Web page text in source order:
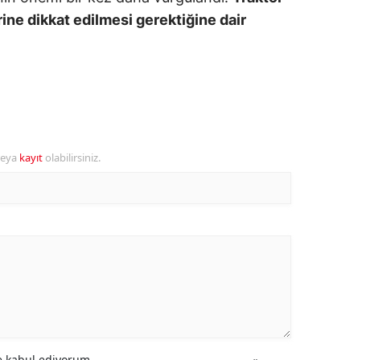
dikkat edilmesi gerektiğine dair
kayıt olabilirsiniz.